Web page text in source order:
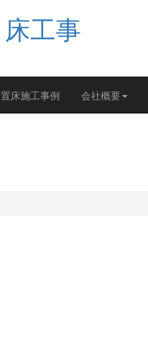
置床施工事例 会社概要